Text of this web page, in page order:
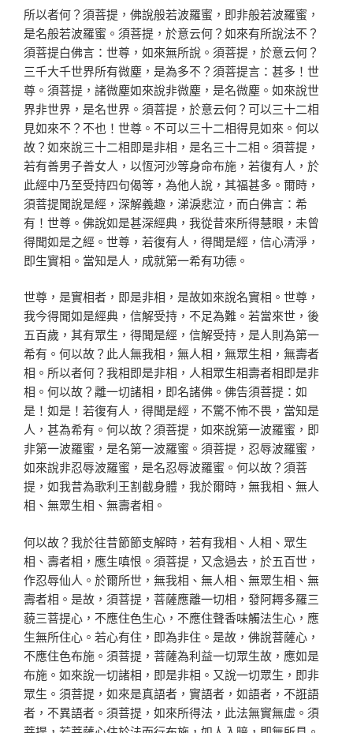
所以者何？須菩提，佛說般若波羅蜜，即非般若波羅蜜，
是名般若波羅蜜。須菩提，於意云何？如來有所說法不？
須菩提白佛言：世尊，如來無所說。須菩提，於意云何？
三千大千世界所有微塵，是為多不？須菩提言：甚多！世
尊。須菩提，諸微塵如來說非微塵，是名微塵。如來說世
界非世界，是名世界。須菩提，於意云何？可以三十二相
見如來不？不也！世尊。不可以三十二相得見如來。何以
故？如來說三十二相即是非相，是名三十二相。須菩提，
若有善男子善女人，以恆河沙等身命布施，若復有人，於
此經中乃至受持四句偈等，為他人說，其福甚多。爾時，
須菩提聞說是經，深解義趣，涕淚悲泣，而白佛言：希
有！世尊。佛說如是甚深經典，我從昔來所得慧眼，未曾
得聞如是之經。世尊，若復有人，得聞是經，信心清淨，
即生實相。當知是人，成就第一希有功德。
世尊，是實相者，即是非相，是故如來說名實相。世尊，
我今得聞如是經典，信解受持，不足為難。若當來世，後
五百歲，其有眾生，得聞是經，信解受持，是人則為第一
希有。何以故？此人無我相，無人相，無眾生相，無壽者
相。所以者何？我相即是非相，人相眾生相壽者相即是非
相。何以故？離一切諸相，即名諸佛。佛告須菩提：如
是！如是！若復有人，得聞是經，不驚不怖不畏，當知是
人，甚為希有。何以故？須菩提，如來說第一波羅蜜，即
非第一波羅蜜，是名第一波羅蜜。須菩提，忍辱波羅蜜，
如來說非忍辱波羅蜜，是名忍辱波羅蜜。何以故？須菩
提，如我昔為歌利王割截身體，我於爾時，無我相、無人
相、無眾生相、無壽者相。
何以故？我於往昔節節支解時，若有我相、人相、眾生
相、壽者相，應生嗔恨。須菩提，又念過去，於五百世，
作忍辱仙人。於爾所世，無我相、無人相、無眾生相、無
壽者相。是故，須菩提，菩薩應離一切相，發阿耨多羅三
藐三菩提心，不應住色生心，不應住聲香味觸法生心，應
生無所住心。若心有住，即為非住。是故，佛說菩薩心，
不應住色布施。須菩提，菩薩為利益一切眾生故，應如是
布施。如來說一切諸相，即是非相。又說一切眾生，即非
眾生。須菩提，如來是真語者，實語者，如語者，不誑語
者，不異語者。須菩提，如來所得法，此法無實無虛。須